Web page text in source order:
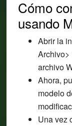
Cómo
usando
Abrir la
Archivo>
archivo
Ahora,
modelo
Una vez